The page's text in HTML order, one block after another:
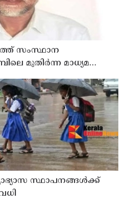
സംസ്ഥാന
മുതിർന്ന മാധ്യമ
സ്ഥാപനങ്ങള്‍ക്ക്